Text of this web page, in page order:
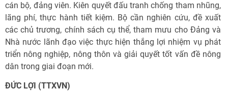
cán bộ, đảng viên. Kiên quyết đấu tranh chống tham nhũng,
lãng phí, thực hành tiết kiệm. Bộ cần nghiên cứu, đề xuất
các chủ trương, chính sách cụ thể, tham mưu cho Đảng và
Nhà nước lãnh đạo việc thực hiện thắng lợi nhiệm vụ phát
triển nông nghiệp, nông thôn và giải quyết tốt vấn đề nông
dân trong giai đoạn mới.
ĐỨC LỢI (TTXVN)